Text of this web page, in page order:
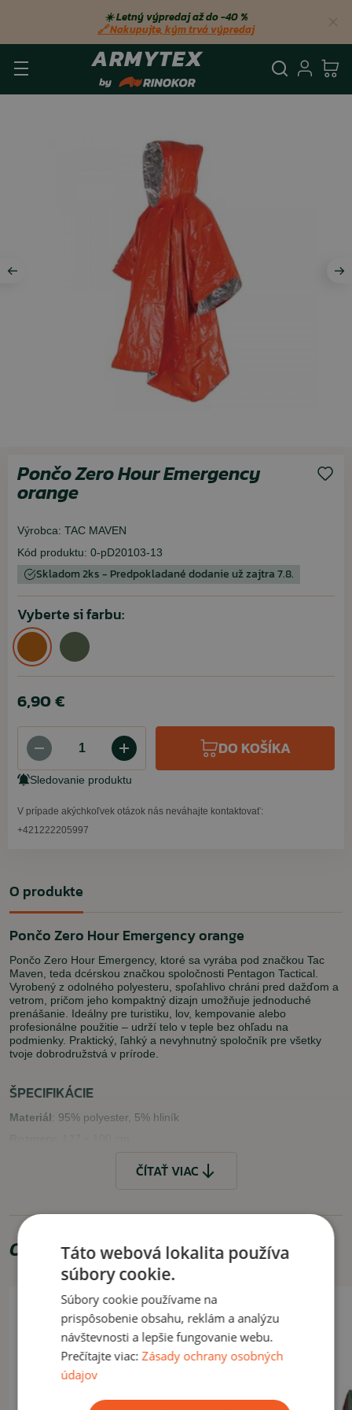
☀️ Letný výpredaj až do −40 %
🔗 Nakupujte, kým trvá výpredaj
Pončo Zero Hour Emergency
orange
Výrobca: TAC MAVEN
Kód produktu: 0-pD20103-13
Skladom 2ks - Predpokladané dodanie už zajtra 7.8.
Vyberte si farbu:
6,90 €
DO KOŠÍKA
Sledovanie produktu
V prípade akýchkoľvek otázok nás neváhajte kontaktovať:
+421222205997
O produkte
Pončo Zero Hour Emergency orange
Pončo Zero Hour Emergency, ktoré sa vyrába pod značkou Tac
Maven, teda dcérskou značkou spoločnosti Pentagon Tactical.
Vyrobený z odolného polyesteru, spoľahlivo chráni pred dažďom a
vetrom, pričom jeho kompaktný dizajn umožňuje jednoduché
prenášanie. Ideálny pre turistiku, lov, kempovanie alebo
profesionálne použitie – udrží telo v teple bez ohľadu na
podmienky. Praktický, ľahký a nevyhnutný spoločník pre všetky
tvoje dobrodružstvá v prírode.
ŠPECIFIKÁCIE
Materiál: 95% polyester, 5% hliník
kompaktný dizajn
udrží telo v teple
ľahká váha
VYUŽITIE
Turistika, kemping a pod.
ČÍTAŤ VIAC
Odporúčame zakúpiť
Táto webová lokalita používa
súbory cookie.
Súbory cookie používame na
prispôsobenie obsahu, reklám a analýzu
návštevnosti a lepšie fungovanie webu.
Prečítajte viac:Zásady ochrany osobných
údajov